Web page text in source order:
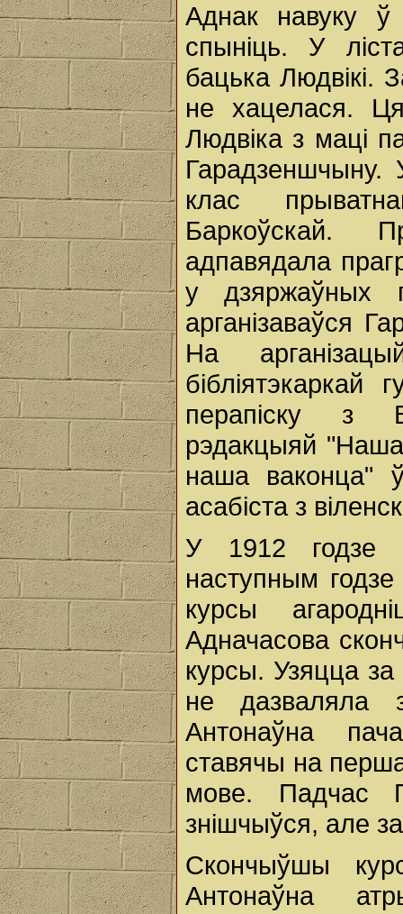
Аднак навуку
спыніць. У
бацька Людвікі.
не хацелася.
Людвіка з маці
Гарадзеншчыну.
клас
Баркоўскай.
адпавядала
у дзяржаўных
арганізаваўся
На
бібліятэкаркай
перапіску з
рэдакцыяй
наша ваконца"
асабіста з
У 1912 годзе
наступным
курсы
Адначасова
курсы. Узяцца
не дазваляла
Антонаўна
ставячы на
мове. Падчас
знішчыўся, але
Скончыўшы
Антонаўна